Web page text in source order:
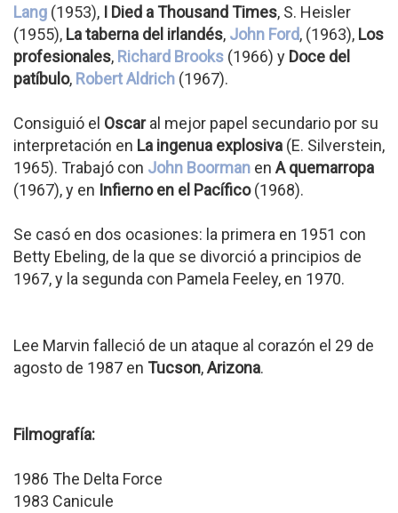
Lang (1953), I Died a Thousand Times, S. Heisler
(1955), La taberna del irlandés, John Ford, (1963), Los
profesionales, Richard Brooks (1966) y Doce del
patíbulo, Robert Aldrich (1967).
Consiguió el Oscaral mejor papel secundario por su
interpretación en La ingenua explosiva (E. Silverstein,
1965). Trabajó con John Boorman en A quemarropa
(1967), y en Infierno en el Pacífico(1968).
Se casó en dos ocasiones: la primera en 1951 con
Betty Ebeling, de la que se divorció a principios de
1967, y la segunda con Pamela Feeley, en 1970.
Lee Marvin falleció de un ataque al corazón el 29 de
agosto de 1987 en Tucson,Arizona.
Filmografía:
1986 The Delta Force
1983 Canicule